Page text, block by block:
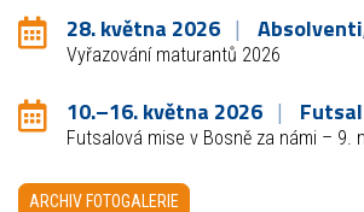
28. května 2026
Vyřazování maturantů 2026
10.–16. května 2026 Futsal
Futsalová mise v Bosně za námi – 9.
ARCHIV FOTOGALERIE